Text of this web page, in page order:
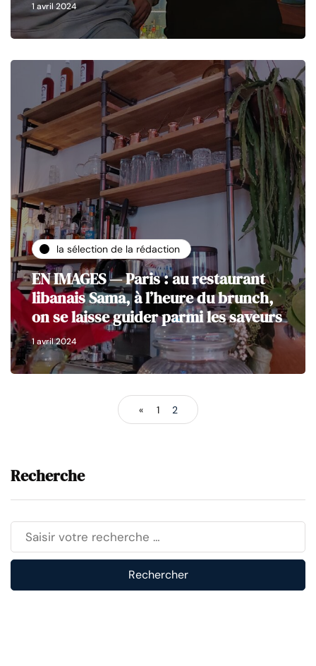
1 avril 2024
la sélection de la rédaction
EN IMAGES — Paris : au restaurant
libanais Sama, à l’heure du brunch,
on se laisse guider parmi les saveurs
1 avril 2024
« 1 2
Recherche